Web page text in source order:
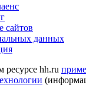
сайтов
данных
hh.ru